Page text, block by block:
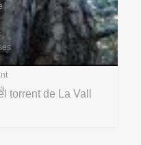
torrent de La Vall